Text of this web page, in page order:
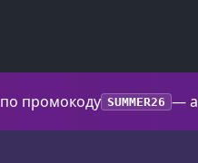
по промокоду SUMMER26 —